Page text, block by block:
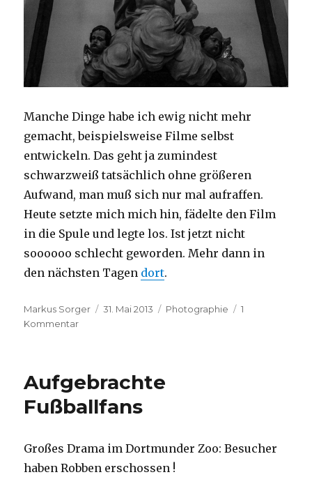
Manche Dinge habe ich ewig nicht mehr
gemacht, beispielsweise Filme selbst
entwickeln. Das geht ja zumindest
schwarzweiß tatsächlich ohne größeren
Aufwand, man muß sich nur mal aufraffen.
Heute setzte mich mich hin, fädelte den Film
in die Spule und legte los. Ist jetzt nicht
soooooo schlecht geworden. Mehr dann in
den nächsten Tagen dort.
Autor
Markus Sorger
Veröffentlicht
31. Mai 2013 Kategorien
Photographie
1
Kommentarzu
Aufgebrachte
Fußballfans
Großes Drama im Dortmunder Zoo: Besucher
haben Robben erschossen !